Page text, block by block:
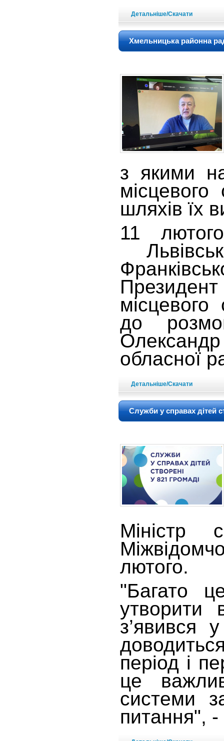
Детальніше/Скачати
Хмельницька районна
з якими
шляхів їх
11
до
обласної
Детальніше/Скачати
Служби у справах дітей
Міністр
лютого.
"Багато
утворити
з’явився
період і
це
системи
питання",